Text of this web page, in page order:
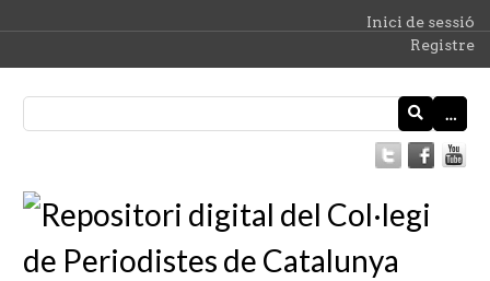
Inici de sessió
Registre
…